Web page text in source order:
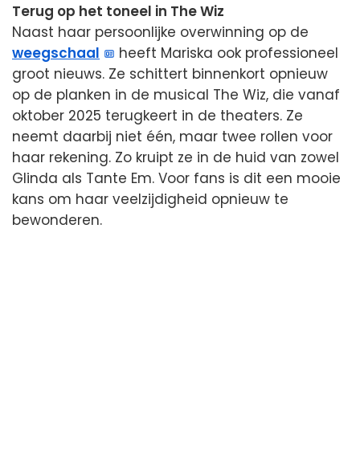
Terug op het toneel in The Wiz
Naast haar persoonlijke overwinning op de
weegschaal
heeft Mariska ook professioneel
groot nieuws. Ze schittert binnenkort opnieuw
op de planken in de musical The Wiz, die vanaf
oktober 2025 terugkeert in de theaters. Ze
neemt daarbij niet één, maar twee rollen voor
haar rekening. Zo kruipt ze in de huid van zowel
Glinda als Tante Em. Voor fans is dit een mooie
kans om haar veelzijdigheid opnieuw te
bewonderen.